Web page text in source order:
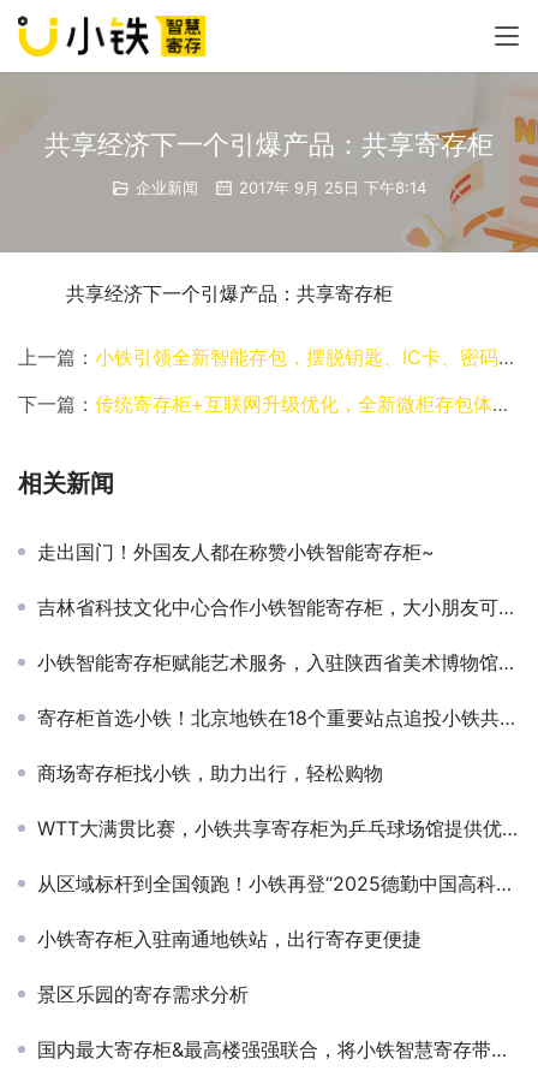
共享经济下一个引爆产品：共享寄存柜
企业新闻 2017年 9月 25日 下午8:14
	共享经济下一个引爆产品：共享寄存柜
上一篇： 小铁引领全新智能存包，摆脱钥匙、IC卡、密码的束缚！
下一篇： 传统寄存柜+互联网升级优化，全新微柜存包体验！
相关新闻
走出国门！外国友人都在称赞小铁智能寄存柜~
吉林省科技文化中心合作小铁智能寄存柜，大小朋友可以随心寄存物品了
小铁智能寄存柜赋能艺术服务，入驻陕西省美术博物馆和广东粤剧院
寄存柜首选小铁！北京地铁在18个重要站点追投小铁共享寄存柜
商场寄存柜找小铁，助力出行，轻松购物
WTT大满贯比赛，小铁共享寄存柜为乒乓球场馆提供优质寄存服务
从区域标杆到全国领跑！小铁再登“2025德勤中国高科技高成长50强”榜单
小铁寄存柜入驻南通地铁站，出行寄存更便捷
景区乐园的寄存需求分析
国内最大寄存柜&最高楼强强联合，将小铁智慧寄存带上云端！